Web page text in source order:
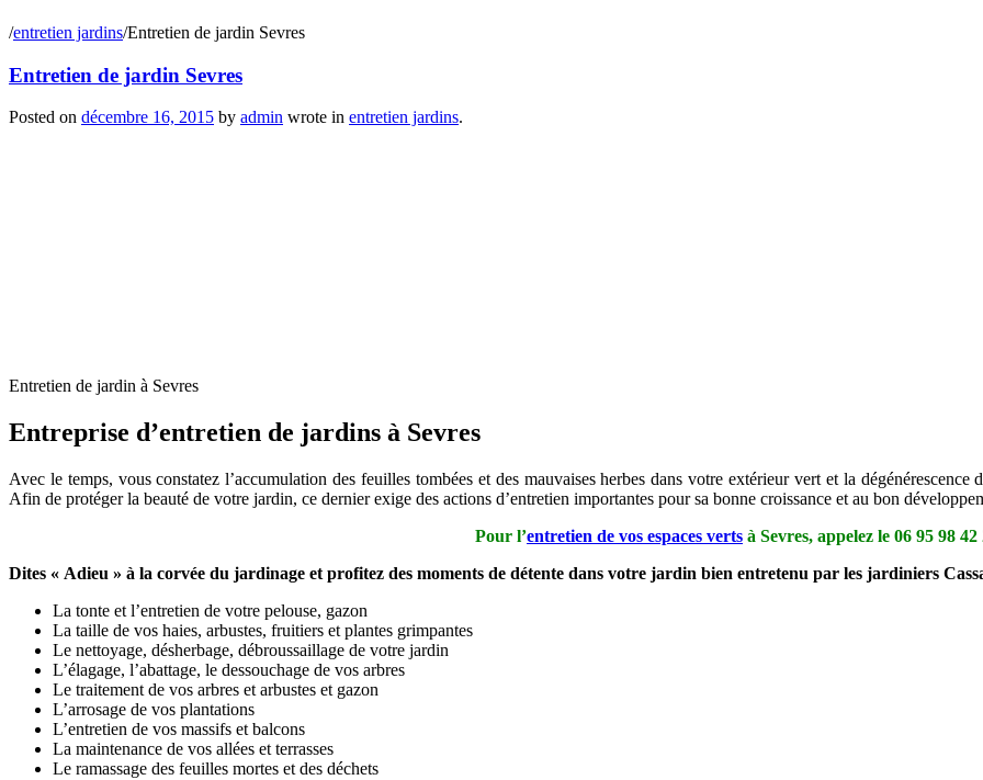
/entretien jardins/Entretien de jardin Sevres
Entretien de jardin Sevres
Posted on décembre 16, 2015 by admin wrote in entretien jardins.
Entretien de jardin à Sevres
Entreprise d’entretien de jardins à Sevres
Avec le temps, vous constatez l’accumulation des feuilles tombées et des mauvaises herbes dans votre extérieur vert et la dégénérescence
Afin de protéger la beauté de votre jardin, ce dernier exige des actions d’entretien importantes pour sa bonne croissance et au bon
Pour l’entretien de vos espaces verts à Sevres, appelez le 06 95 98 42
Dites « Adieu » à la corvée du jardinage et profitez des moments de détente dans votre jardin bien entretenu par les jardiniers
La tonte et l’entretien de votre pelouse, gazon
La taille de vos haies, arbustes, fruitiers et plantes grimpantes
Le nettoyage, désherbage, débroussaillage de votre jardin
L’élagage, l’abattage, le dessouchage de vos arbres
Le traitement de vos arbres et arbustes et gazon
L’arrosage de vos plantations
L’entretien de vos massifs et balcons
La maintenance de vos allées et terrasses
Le ramassage des feuilles mortes et des déchets